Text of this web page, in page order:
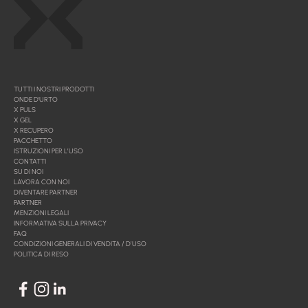
TUTTI I NOSTRI PRODOTTI
ONDE D'URTO
X PULS
X GEL
X RECUPERO
PACCHETTO
ISTRUZIONI PER L’USO
CONTATTI
SU DI NOI
LAVORA CON NOI
DIVENTARE PARTNER
PARTNER
MENZIONI LEGALI
INFORMATIVA SULLA PRIVACY
FAQ
CONDIZIONI GENERALI DI VENDITA / D’USO
POLITICA DI RESO